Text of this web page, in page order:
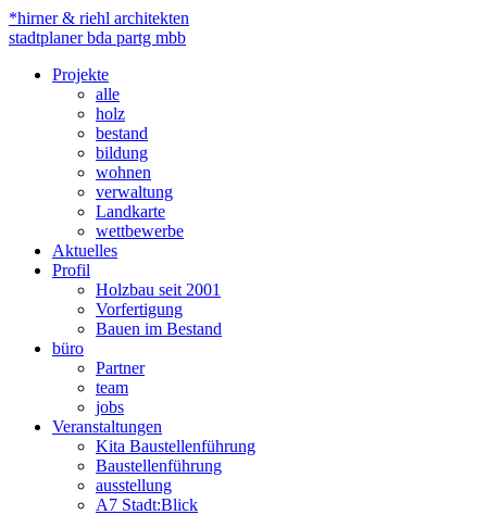
*hirner & riehl architekten
stadtplaner bda partg mbb
Projekte
alle
holz
bestand
bildung
wohnen
verwaltung
Landkarte
wettbewerbe
Aktuelles
Profil
Holzbau seit 2001
Vorfertigung
Bauen im Bestand
büro
Partner
team
jobs
Veranstaltungen
Kita Baustellenführung
Baustellenführung
ausstellung
A7 Stadt:Blick